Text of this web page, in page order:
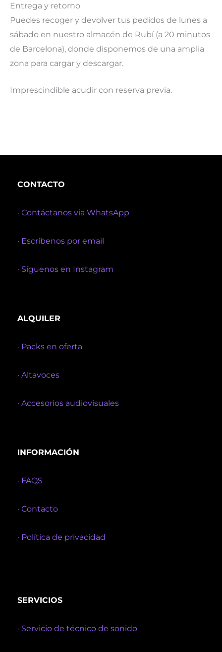
Entrega y retorno
Puedes recoger y devolver tus pedidos de lunes a
sábado en nuestro almacén de Rubí (a 20 minutos
de Barcelona), donde disponemos de una amplia
zona para cargar y descargar.
Imprescindible acudir con reserva previa.
CONTACTO
· Contáctanos via WhatsApp
· Escríbenos por email
· Síguenos en Instagram
ALQUILER
· Packs en oferta
· Altavoces
· Accesorios audiovisuales
INFORMACIÓN
· FAQS
· Contacto
· Política de privacidad
SERVICIOS
· Servicio de técnico de sonido